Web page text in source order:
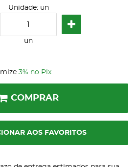
Unidade: un
un
3% no Pix
COMPRAR
AOS FAVORITOS